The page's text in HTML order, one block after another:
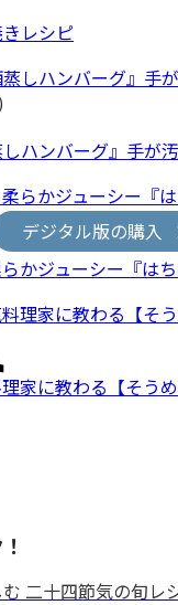
デジタル版の購入
レシピ
ハンバーグ』手が
かジューシー『は
家に教わる【そう
二十四節気の旬レ